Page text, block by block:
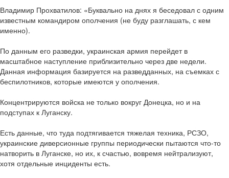
Владимир Прохватилов: «Буквально на днях я беседовал с одним
известным командиром ополчения (не буду разглашать, с кем
именно).
По данным его разведки, украинская армия перейдет в
масштабное наступление приблизительно через две недели.
Данная информация базируется на разведданных, на съемках с
беспилотников, которые имеются у ополчения.
Концентрируются войска не только вокруг Донецка, но и на
подступах к Луганску.
Есть данные, что туда подтягивается тяжелая техника, РСЗО,
украинские диверсионные группы периодически пытаются что-то
натворить в Луганске, но их, к счастью, вовремя нейтрализуют,
хотя отдельные инциденты есть.